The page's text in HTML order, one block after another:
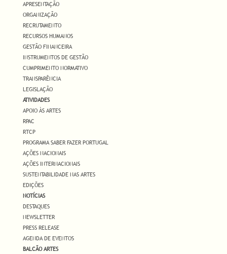
APRESENTAÇÃO
ORGANIZAÇÃO
RECRUTAMENTO
RECURSOS HUMANOS
GESTÃO FINANCEIRA
INSTRUMENTOS DE GESTÃO
CUMPRIMENTO NORMATIVO
TRANSPARÊNCIA
LEGISLAÇÃO
ATIVIDADES
APOIO ÀS ARTES
RPAC
RTCP
PROGRAMA SABER FAZER PORTUGAL
AÇÕES NACIONAIS
AÇÕES INTERNACIONAIS
SUSTENTABILIDADE NAS ARTES
EDIÇÕES
NOTÍCIAS
DESTAQUES
NEWSLETTER
PRESS RELEASE
AGENDA DE EVENTOS
BALCÃO ARTES